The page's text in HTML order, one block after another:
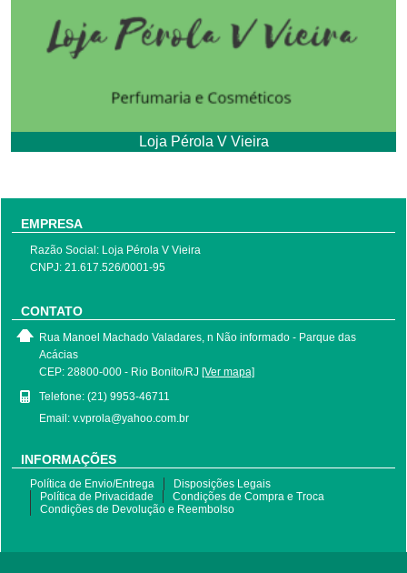
Loja Pérola V Vieira
EMPRESA
Razão Social: Loja Pérola V Vieira
CNPJ: 21.617.526/0001-95
CONTATO
Rua Manoel Machado Valadares, n Não informado - Parque das
Acácias
CEP: 28800-000 - Rio Bonito/RJ [Ver mapa]
Telefone: (21) 9953-46711
Email: v.vprola@yahoo.com.br
INFORMAÇÕES
Política de Envio/Entrega
Disposições Legais
Política de Privacidade
Condições de Compra e Troca
Condições de Devolução e Reembolso